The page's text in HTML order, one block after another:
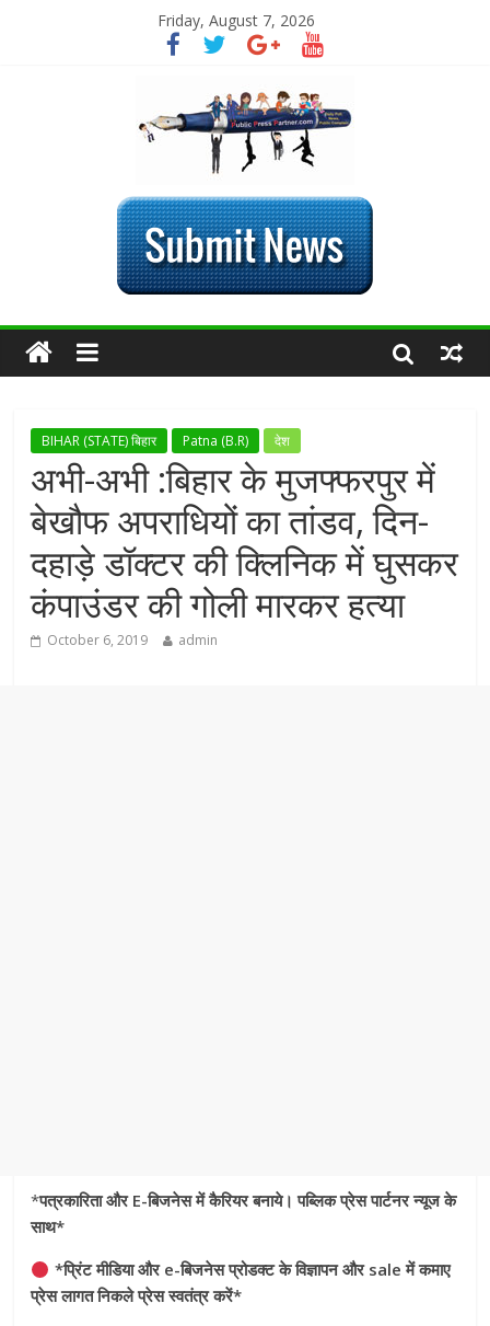
Friday, August 7, 2026
BIHAR (STATE) बिहार Patna (B.R) देश
अभी-अभी :बिहार के मुजफ्फरपुर में
बेखौफ अपराधियों का तांडव, दिन-
दहाड़े डॉक्टर की क्लिनिक में घुसकर
कंपाउंडर की गोली मारकर हत्या
October 6, 2019 admin
*पत्रकारिता और E-बिजनेस में कैरियर बनाये। पब्लिक प्रेस पार्टनर न्यूज के
साथ*
*प्रिंट मीडिया और e-बिजनेस प्रोडक्ट के विज्ञापन और sale में कमाए
प्रेस लागत निकले प्रेस स्वतंत्र करें*